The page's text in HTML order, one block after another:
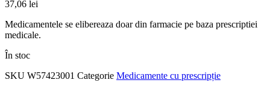
37,06 lei
Medicamentele se elibereaza doar din farmacie pe baza prescriptiei
medicale.
În stoc
SKU W57423001 Categorie Medicamente cu prescripție